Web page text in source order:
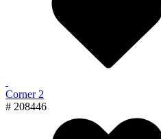
Corner 2
# 208446